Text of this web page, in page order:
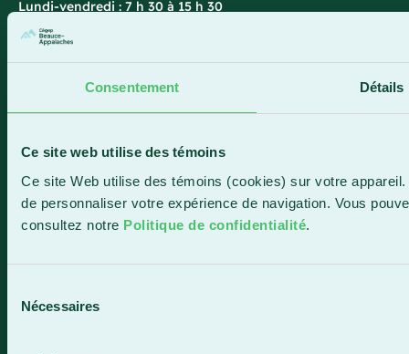
Consentement Détails
Ce site web utilise des témoins
Ce site Web utilise des témoins (cookies) sur votre
de personnaliser votre expérience de navigation. Vous
consultez notre Politique de confidentialité.
Nécessaires
Lundi-vendredi : 7 h 30 à 15 h 30
418 387-8896
Lac-Mégantic
Lundi-vendredi : 8 h à 16 h